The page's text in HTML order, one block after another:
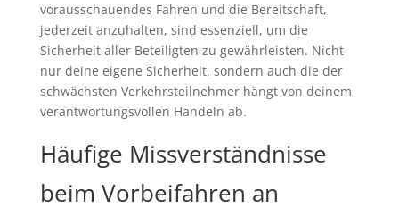
vorausschauendes Fahren und die Bereitschaft,
jederzeit anzuhalten, sind essenziell, um die
Sicherheit aller Beteiligten zu gewährleisten. Nicht
nur deine eigene Sicherheit, sondern auch die der
schwächsten Verkehrsteilnehmer hängt von deinem
verantwortungsvollen Handeln ab.
Häufige Missverständnisse
beim Vorbeifahren an